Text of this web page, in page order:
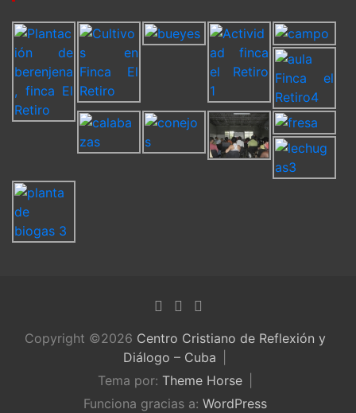
Copyright ©2026 Centro Cristiano de Reflexión y
Diálogo – Cuba
Tema por: Theme Horse
Funciona gracias a: WordPress